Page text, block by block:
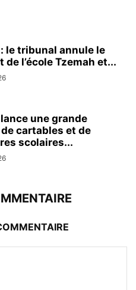
le tribunal annule le
l’école Tzemah et...
une grande
cartables et de
scolaires...